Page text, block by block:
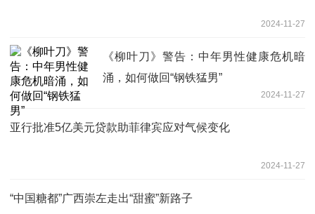
2024-11-27
《柳叶刀》警告：中年男性健康危机暗
涌，如何做回“钢铁猛男”
2024-11-27
亚行批准5亿美元贷款助菲律宾应对气候变化
2024-11-27
“中国糖都”广西崇左走出“甜蜜”新路子